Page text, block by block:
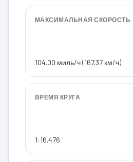
МАКСИМАЛЬНАЯ СКОРОСТЬ
104.00 миль/ч (167.37 км/ч)
ВРЕМЯ КРУГА
1:16.476